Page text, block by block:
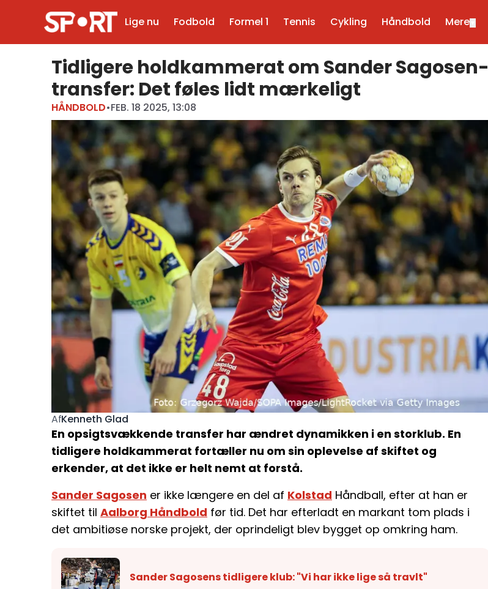
Lige nu Fodbold Formel 1 Tennis Cykling Håndbold Mere
Tidligere holdkammerat om Sander Sagosen-
transfer: Det føles lidt mærkeligt
HÅNDBOLD•FEB. 18 2025, 13:08
AfKenneth Glad
En opsigtsvækkende transfer har ændret dynamikken i en storklub. En
tidligere holdkammerat fortæller nu om sin oplevelse af skiftet og
erkender, at det ikke er helt nemt at forstå.
Sander Sagosen er ikke længere en del af Kolstad Håndball, efter at han er
skiftet til Aalborg Håndbold før tid. Det har efterladt en markant tom plads i
det ambitiøse norske projekt, der oprindeligt blev bygget op omkring ham.
Sander Sagosens tidligere klub: "Vi har ikke lige så travlt"